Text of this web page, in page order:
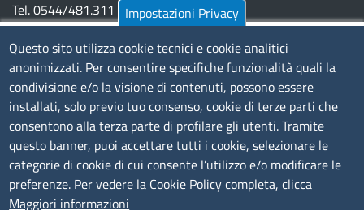
Tel. 0544/481.311 - 0532/783.711
Pec:cciaa@pec.fera.camcom.it
Amministrazione Trasparente
Bandi di gara
Bilanci
Concorsi e selezioni
Procedimenti
Provvedimenti
Impostazioni Privacy
Questo sito utilizza cookie tecnici e cookie analitici
anonimizzati. Per consentire specifiche funzionalità quali la
condivisione e/o la visione di contenuti, possono essere
installati, solo previo tuo consenso, cookie di terze parti che
consentono alla terza parte di profilare gli utenti. Tramite
questo banner, puoi accettare tutti i cookie, selezionare le
categorie di cookie di cui consente l’utilizzo e/o modificare le
preferenze. Per vedere la Cookie Policy completa, clicca
Maggiori informazioni